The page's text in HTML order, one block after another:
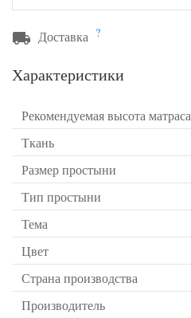
Доставка ?
Характеристики
Рекомендуемая высота матраса
Ткань
Размер простыни
Тип простыни
Тема
Цвет
Страна производства
Производитель